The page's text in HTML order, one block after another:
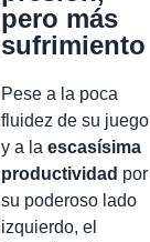
pero más
sufrimiento
Pese a la poca
fluidez de su juego
y a la escasísima
productividad por
su poderoso lado
izquierdo, el